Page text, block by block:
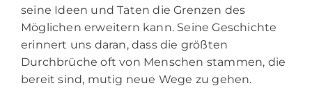
seine Ideen und Taten die Grenzen des
Möglichen erweitern kann. Seine Geschichte
erinnert uns daran, dass die größten
Durchbrüche oft von Menschen stammen, die
bereit sind, mutig neue Wege zu gehen.